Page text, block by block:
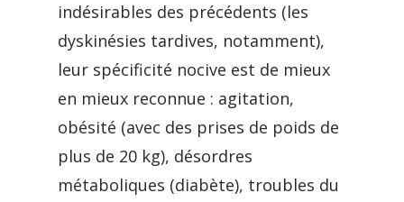
indésirables des précédents (les
dyskinésies tardives, notamment),
leur spécificité nocive est de mieux
en mieux reconnue : agitation,
obésité (avec des prises de poids de
plus de 20 kg), désordres
métaboliques (diabète), troubles du